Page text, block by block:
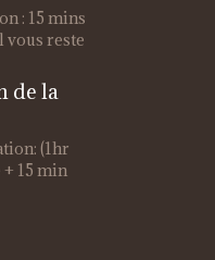
: 15 mins
reste
de la
(1hr
15 min